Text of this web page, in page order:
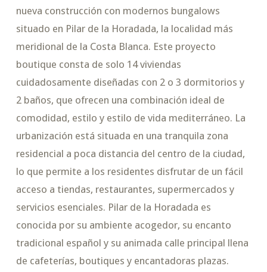
nueva construcción con modernos bungalows
situado en Pilar de la Horadada, la localidad más
meridional de la Costa Blanca. Este proyecto
boutique consta de solo 14 viviendas
cuidadosamente diseñadas con 2 o 3 dormitorios y
2 baños, que ofrecen una combinación ideal de
comodidad, estilo y estilo de vida mediterráneo. La
urbanización está situada en una tranquila zona
residencial a poca distancia del centro de la ciudad,
lo que permite a los residentes disfrutar de un fácil
acceso a tiendas, restaurantes, supermercados y
servicios esenciales. Pilar de la Horadada es
conocida por su ambiente acogedor, su encanto
tradicional español y su animada calle principal llena
de cafeterías, boutiques y encantadoras plazas.